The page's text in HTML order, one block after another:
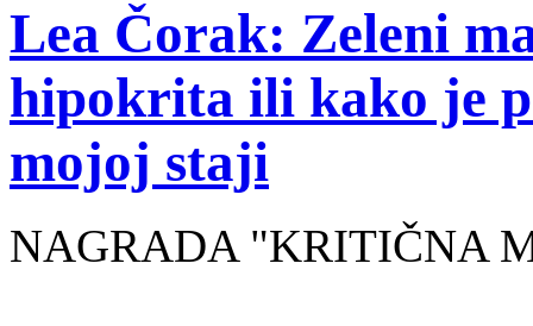
Lea Čorak: Zeleni
hipokrita ili kako je
mojoj staji
NAGRADA "KRITIČNA